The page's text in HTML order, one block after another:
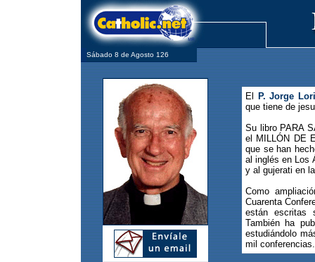
Sábado 8 de Agosto 126
El
P. Jorge
que tiene de
Su libro PARA
el MILLÓN DE
que se han
al inglés en Los
y al gujerati en
Como
Cuarenta
están escritas
También ha
estudiándolo
mil conferencias.